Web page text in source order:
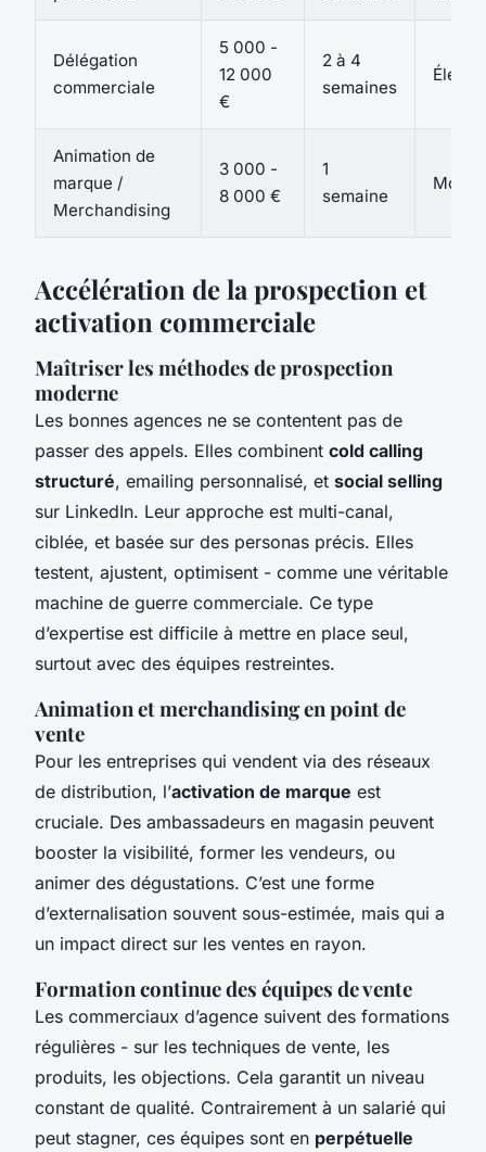
Délégation
commerciale
5 000 -
12 000
€
2 à 4
semaines
Élevé
Animation de
marque /
Merchandising
3 000 -
8 000 €
1
semaine
Moyen
Accélération de la prospection et
activation commerciale
Maîtriser les méthodes de prospection
moderne
Les bonnes agences ne se contentent pas de
passer des appels. Elles combinent cold calling
structuré, emailing personnalisé, et social selling
sur LinkedIn. Leur approche est multi-canal,
ciblée, et basée sur des personas précis. Elles
testent, ajustent, optimisent - comme une véritable
machine de guerre commerciale. Ce type
d’expertise est difficile à mettre en place seul,
surtout avec des équipes restreintes.
Animation et merchandising en point de
vente
Pour les entreprises qui vendent via des réseaux
de distribution, l’activation de marque est
cruciale. Des ambassadeurs en magasin peuvent
booster la visibilité, former les vendeurs, ou
animer des dégustations. C’est une forme
d’externalisation souvent sous-estimée, mais qui a
un impact direct sur les ventes en rayon.
Formation continue des équipes de vente
Les commerciaux d’agence suivent des formations
régulières - sur les techniques de vente, les
produits, les objections. Cela garantit un niveau
constant de qualité. Contrairement à un salarié qui
peut stagner, ces équipes sont en perpétuelle